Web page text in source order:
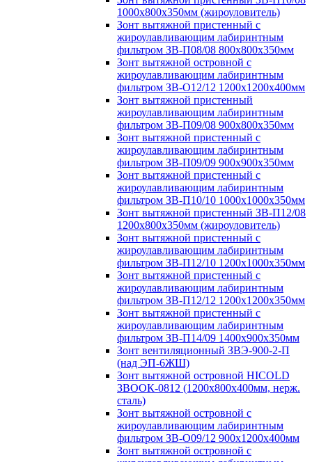
1000х800х350мм (жироуловитель)
Зонт вытяжной пристенный с
жироулавливающим лабиринтным
фильтром ЗВ-П08/08 800х800х350мм
Зонт вытяжной островной с
жироулавливающим лабиринтным
фильтром ЗВ-О12/12 1200х1200х400мм
Зонт вытяжной пристенный
жироулавливающим лабиринтным
фильтром ЗВ-П09/08 900х800х350мм
Зонт вытяжной пристенный с
жироулавливающим лабиринтным
фильтром ЗВ-П09/09 900х900х350мм
Зонт вытяжной пристенный с
жироулавливающим лабиринтным
фильтром ЗВ-П10/10 1000х1000х350мм
Зонт вытяжной пристенный ЗВ-П12/08
1200х800х350мм (жироуловитель)
Зонт вытяжной пристенный с
жироулавливающим лабиринтным
фильтром ЗВ-П12/10 1200х1000х350мм
Зонт вытяжной пристенный с
жироулавливающим лабиринтным
фильтром ЗВ-П12/12 1200х1200х350мм
Зонт вытяжной пристенный с
жироулавливающим лабиринтным
фильтром ЗВ-П14/09 1400х900х350мм
Зонт вентиляционный ЗВЭ-900-2-П
(над ЭП-6ЖШ)
Зонт вытяжной островной HICOLD
ЗВООК-0812 (1200х800x400мм, нерж.
сталь)
Зонт вытяжной островной с
жироулавливающим лабиринтным
фильтром ЗВ-О09/12 900х1200х400мм
Зонт вытяжной островной с